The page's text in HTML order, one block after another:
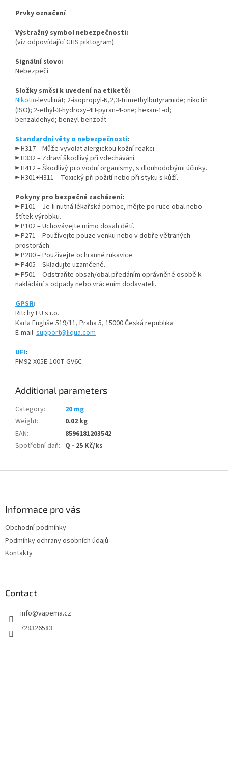
Prvky označení
Výstražný symbol nebezpečnosti:
(viz odpovídající GHS piktogram)
Signální slovo:
Nebezpečí
Složky směsi k uvedení na etiketě:
Nikotin-levulinát; 2‑isopropyl‑N,2,3‑trimethylbutyramide; nikotin
(ISO); 2‑ethyl‑3‑hydroxy‑4H‑pyran‑4‑one; hexan‑1‑ol;
benzaldehyd; benzyl‑benzoát
Standardní věty o nebezpečnosti:
► H317 – Může vyvolat alergickou kožní reakci.
► H332 – Zdraví škodlivý při vdechávání.
► H412 – Škodlivý pro vodní organismy, s dlouhodobými účinky.
► H301+H311 – Toxický při požití nebo při styku s kůží.
Pokyny pro bezpečné zacházení:
► P101 – Je-li nutná lékařská pomoc, mějte po ruce obal nebo
štítek výrobku.
► P102 – Uchovávejte mimo dosah dětí.
► P271 – Používejte pouze venku nebo v dobře větraných
prostorách.
► P280 – Používejte ochranné rukavice.
► P405 – Skladujte uzamčené.
► P501 – Odstraňte obsah/obal předáním oprávněné osobě k
nakládání s odpady nebo vrácením dodavateli.
GPSR:
Ritchy EU s.r.o.
Karla Engliše 519/11, Praha 5, 15000 Česká republika
E-mail: support@liqua.com
UFI:
FM92-X05E-100T-GV6C
Additional parameters
Category:
20 mg
Weight:
0.02 kg
EAN:
8596181203542
Spotřební daň: Q - 25 Kč/ks
Informace pro vás
Obchodní podmínky
Podmínky ochrany osobních údajů
Kontakty
Contact
info@vapema.cz
728326583